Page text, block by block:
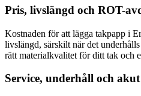
Pris, livslängd och ROT-
Kostnaden för att lägga takpapp i
livslängd, särskilt när det
rätt materialkvalitet för ditt tak och
Service, underhåll och